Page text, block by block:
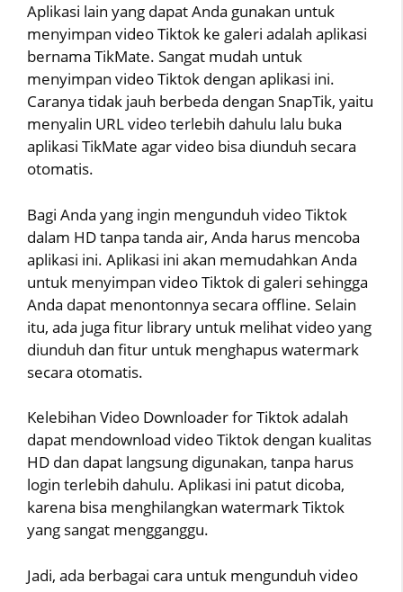
Aplikasi lain yang dapat Anda gunakan untuk
menyimpan video Tiktok ke galeri adalah aplikasi
bernama TikMate. Sangat mudah untuk
menyimpan video Tiktok dengan aplikasi ini.
Caranya tidak jauh berbeda dengan SnapTik, yaitu
menyalin URL video terlebih dahulu lalu buka
aplikasi TikMate agar video bisa diunduh secara
otomatis.
Bagi Anda yang ingin mengunduh video Tiktok
dalam HD tanpa tanda air, Anda harus mencoba
aplikasi ini. Aplikasi ini akan memudahkan Anda
untuk menyimpan video Tiktok di galeri sehingga
Anda dapat menontonnya secara offline. Selain
itu, ada juga fitur library untuk melihat video yang
diunduh dan fitur untuk menghapus watermark
secara otomatis.
Kelebihan Video Downloader for Tiktok adalah
dapat mendownload video Tiktok dengan kualitas
HD dan dapat langsung digunakan, tanpa harus
login terlebih dahulu. Aplikasi ini patut dicoba,
karena bisa menghilangkan watermark Tiktok
yang sangat mengganggu.
Jadi, ada berbagai cara untuk mengunduh video